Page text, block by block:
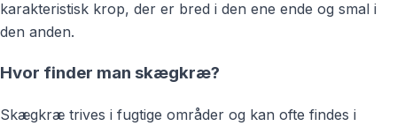
karakteristisk krop, der er bred i den ene ende og smal i
den anden.
Hvor finder man skægkræ?
Skægkræ trives i fugtige områder og kan ofte findes i